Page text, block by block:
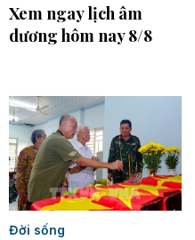
Xem ngay lịch âm
dương hôm nay 8/8
Đời sống